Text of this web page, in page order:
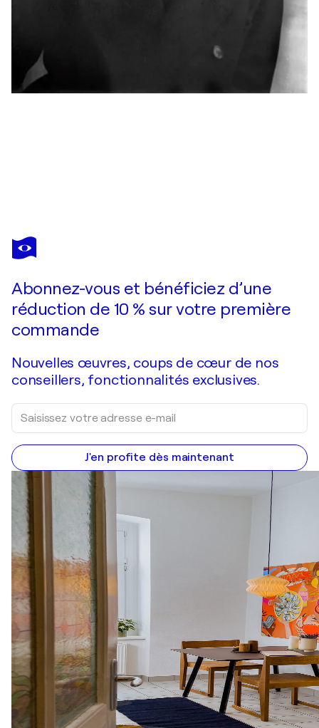
JOAN MIRÓ
15 years Poligrafa
Abonnez-vous et bénéficiez d’une
réduction de 10 % sur votre première
commande
Nouvelles œuvres, coups de cœur de nos
conseillers, fonctionnalités exclusives.
J'en profite dès maintenant